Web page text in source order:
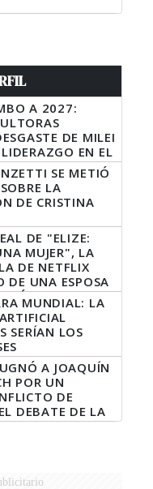
A 2027:
DE MILEI
EN EL
SE METIÓ
LA
DE CRISTINA
DE "ELIZE:
MUJER", LA
DE NETFLIX
DE UNA ESPOSA
A SU
MUNDIAL: LA
SERÍAN LOS
EN SER
A JOAQUÍN
POR UN
DE
DEBATE DE LA